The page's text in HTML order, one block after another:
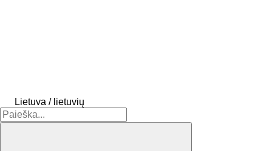
Lietuva / lietuvių